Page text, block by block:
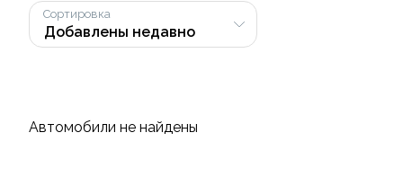
Сортировка
Автомобили не найдены